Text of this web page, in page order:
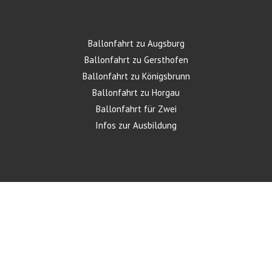
Ballonfahrt zu Augsburg
Ballonfahrt zu Gersthofen
Ballonfahrt zu Königsbrunn
Ballonfahrt zu Horgau
Ballonfahrt für Zwei
Infos zur Ausbildung